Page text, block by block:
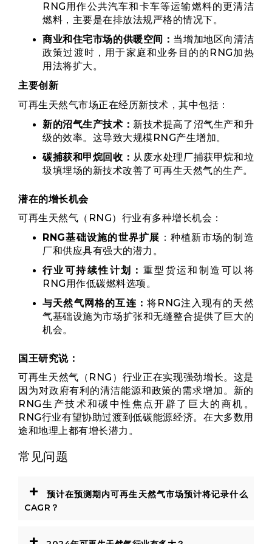
RNG用作公共汽车和卡车等运输燃料的更清洁
燃料，主要是在排放法规严格的情况下。
商业和住宅市场的供暖空间： 当增加地区向清洁
政策过渡时，用于家庭和业务目的的RNG加热
用法将扩大。
主要创新
可再生天然气市场正在经历新技术，其中包括：
新的沼气生产技术： 新技术提高了沼气生产和升
级的效率。这导致大规模RNG产生增加。
碳捕获和甲烷回收： 从废水处理厂捕获甲烷和垃
圾填埋场的新技术改善了可再生天然气的生产。
潜在的增长机会
可再生天然气（RNG）行业有多种增长机会：
RNG基础设施的世界扩展 ：种植新市场的制造
厂和供应具有强大的潜力。
行业可持续性计划： 重型货运和制造可以将
RNG用作低碳燃料选项。
与天然气网格的互连： 将RNG注入现有的天然
气基础设施为市场扩张和无缝整合提供了巨大的
机会。
国王研究说：
可再生天然气（RNG）行业正在实现强劲增长。这是
因为对政府有利的清洁能源和政策的需求增加。新的
RNG生产技术和碳中性焦点开辟了巨大的商机。
RNG行业有望协助过渡到低碳能源经济。在大多数用
途和地理上都有增长潜力。
常见问题
+
预计在预测期内可再生天然气市场预计将记录什么
CAGR？